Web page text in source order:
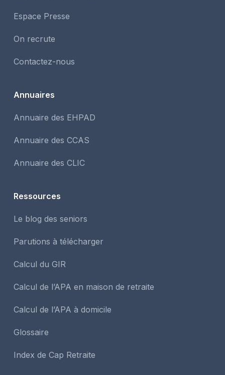
Espace Presse
On recrute
Contactez-nous
Annuaires
Annuaire des EHPAD
Annuaire des CCAS
Annuaire des CLIC
Ressources
Le blog des seniors
Parutions à télécharger
Calcul du GIR
Calcul de l’APA en maison de retraite
Calcul de l’APA à domicile
Glossaire
Index de Cap Retraite